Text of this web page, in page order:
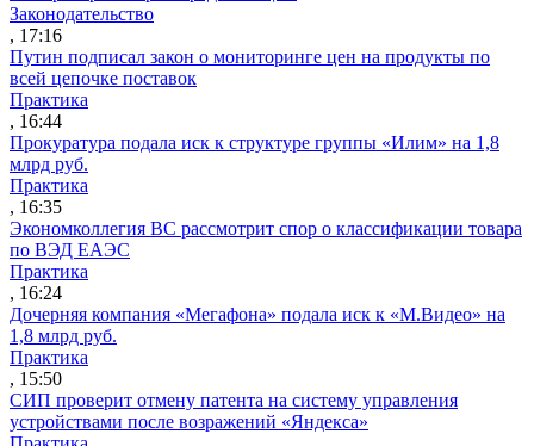
Законодательство
, 17:16
Путин подписал закон о мониторинге цен на продукты по
всей цепочке поставок
Практика
, 16:44
Прокуратура подала иск к структуре группы «Илим» на 1,8
млрд руб.
Практика
, 16:35
Экономколлегия ВС рассмотрит спор о классификации товара
по ВЭД ЕАЭС
Практика
, 16:24
Дочерняя компания «Мегафона» подала иск к «М.Видео» на
1,8 млрд руб.
Практика
, 15:50
СИП проверит отмену патента на систему управления
устройствами после возражений «Яндекса»